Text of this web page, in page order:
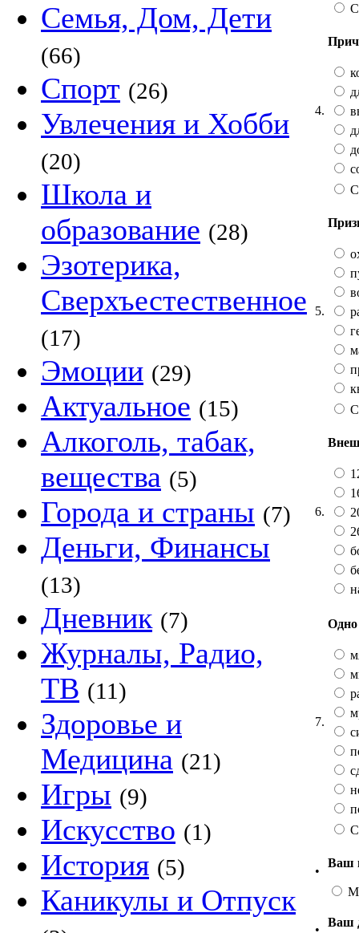
Семья, Дом, Дети
(66)
Спорт (26)
Увлечения и Хобби
(20)
Школа и
образование (28)
Эзотерика,
Сверхъестественное
(17)
Эмоции (29)
Актуальное (15)
Алкоголь, табак,
вещества (5)
Города и страны (7)
Деньги, Финансы
(13)
Дневник (7)
Журналы, Радио,
ТВ (11)
Здоровье и
Медицина (21)
Игры (9)
Искусство (1)
История (5)
Каникулы и Отпуск
4.
5.
6.
7.
•
Ваш
•
Ваш